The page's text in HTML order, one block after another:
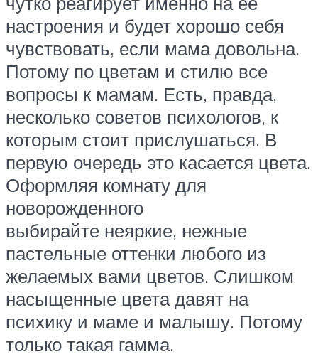
настроения и будет хорошо себя
чувствовать, если мама довольна.
Потому по цветам и стилю все
вопросы к мамам. Есть, правда,
несколько советов психологов, к
которым стоит прислушаться. В
первую очередь это касается цвета.
Оформляя комнату для
новорожденного
выбирайте неяркие, нежные
пастельные оттенки любого из
желаемых вами цветов. Слишком
насыщенные цвета давят на
психику и маме и малышу. Потому
только такая гамма.